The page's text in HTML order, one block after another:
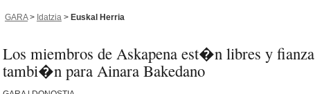
GARA> Idatzia > Euskal Herria
Los miembros de Askapena est�n libres y fianza
tambi�n para Ainara Bakedano